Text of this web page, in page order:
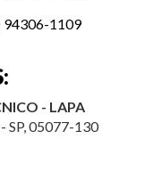
94306-1109
- LAPA
SP, 05077-130